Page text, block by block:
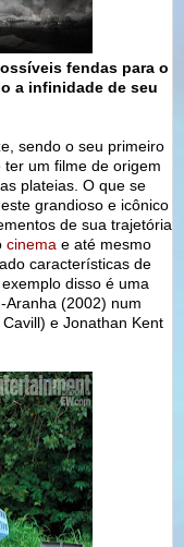
fendas para o
a infinidade de seu
sendo o seu primeiro
um filme de origem
plateias. O que se
grandioso e icônico
de sua trajetória
cinema e até mesmo
características de
disso é uma
Aranha (2002) num
e Jonathan Kent